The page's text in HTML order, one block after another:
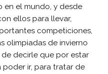
en el mundo, y desde
ellos para llevar,
competiciones,
olimpiadas de invierno
decirle que por estar
ir, para tratar de